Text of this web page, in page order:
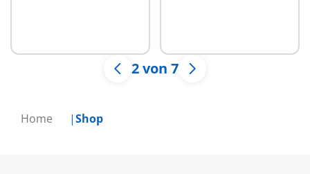
Home Shop
2 von 7